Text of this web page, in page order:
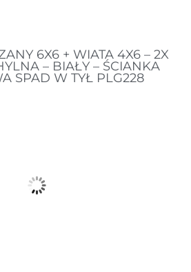
6X6 + WIATA 4X6 – 2X
– BIAŁY – ŚCIANKA
SPAD W TYŁ PLG228